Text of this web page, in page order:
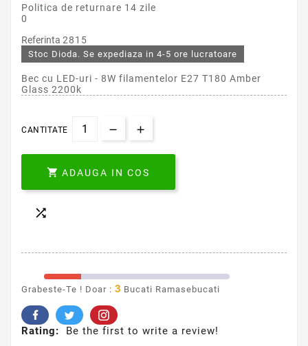
Politica de returnare 14 zile
0
Referinta 2815
Stoc Dioda. Se expediaza in 4-5 ore lucratoare
Bec cu LED-uri - 8W filamentelor E27 T180 Amber
Glass 2200k
CANTITATE
 ADAUGA IN COS

Grabeste-Te ! Doar : 3 Bucati Ramasebucati
Rating: Be the first to write a review!